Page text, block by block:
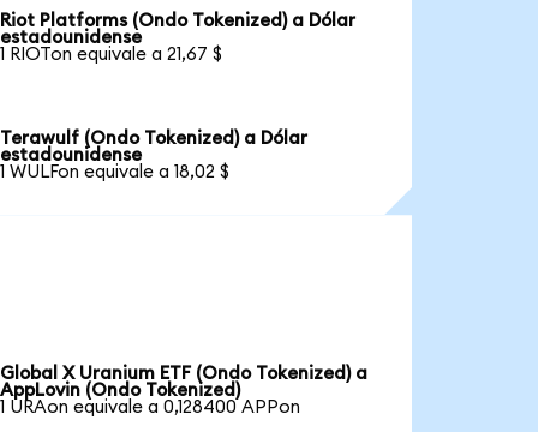
Riot Platforms (Ondo Tokenized) a Dólar
estadounidense
1 RIOTon equivale a 21,67 $
Terawulf (Ondo Tokenized) a Dólar
estadounidense
1 WULFon equivale a 18,02 $
Global X Uranium ETF (Ondo Tokenized) a
AppLovin (Ondo Tokenized)
1 URAon equivale a 0,128400 APPon